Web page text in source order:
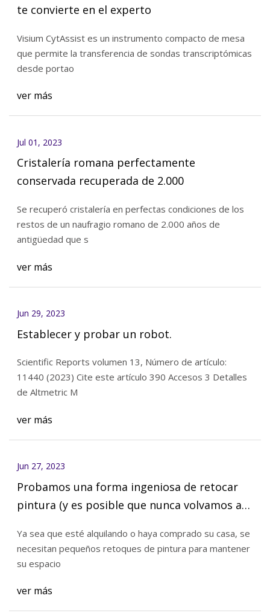
te convierte en el experto
Visium CytAssist es un instrumento compacto de mesa
que permite la transferencia de sondas transcriptómicas
desde portao
ver más
Jul 01, 2023
Cristalería romana perfectamente
conservada recuperada de 2.000
Se recuperó cristalería en perfectas condiciones de los
restos de un naufragio romano de 2.000 años de
antigüedad que s
ver más
Jun 29, 2023
Establecer y probar un robot.
Scientific Reports volumen 13, Número de artículo:
11440 (2023) Cite este artículo 390 Accesos 3 Detalles
de Altmetric M
ver más
Jun 27, 2023
Probamos una forma ingeniosa de retocar
pintura (y es posible que nunca volvamos a
Ya sea que esté alquilando o haya comprado su casa, se
necesitan pequeños retoques de pintura para mantener
su espacio
ver más